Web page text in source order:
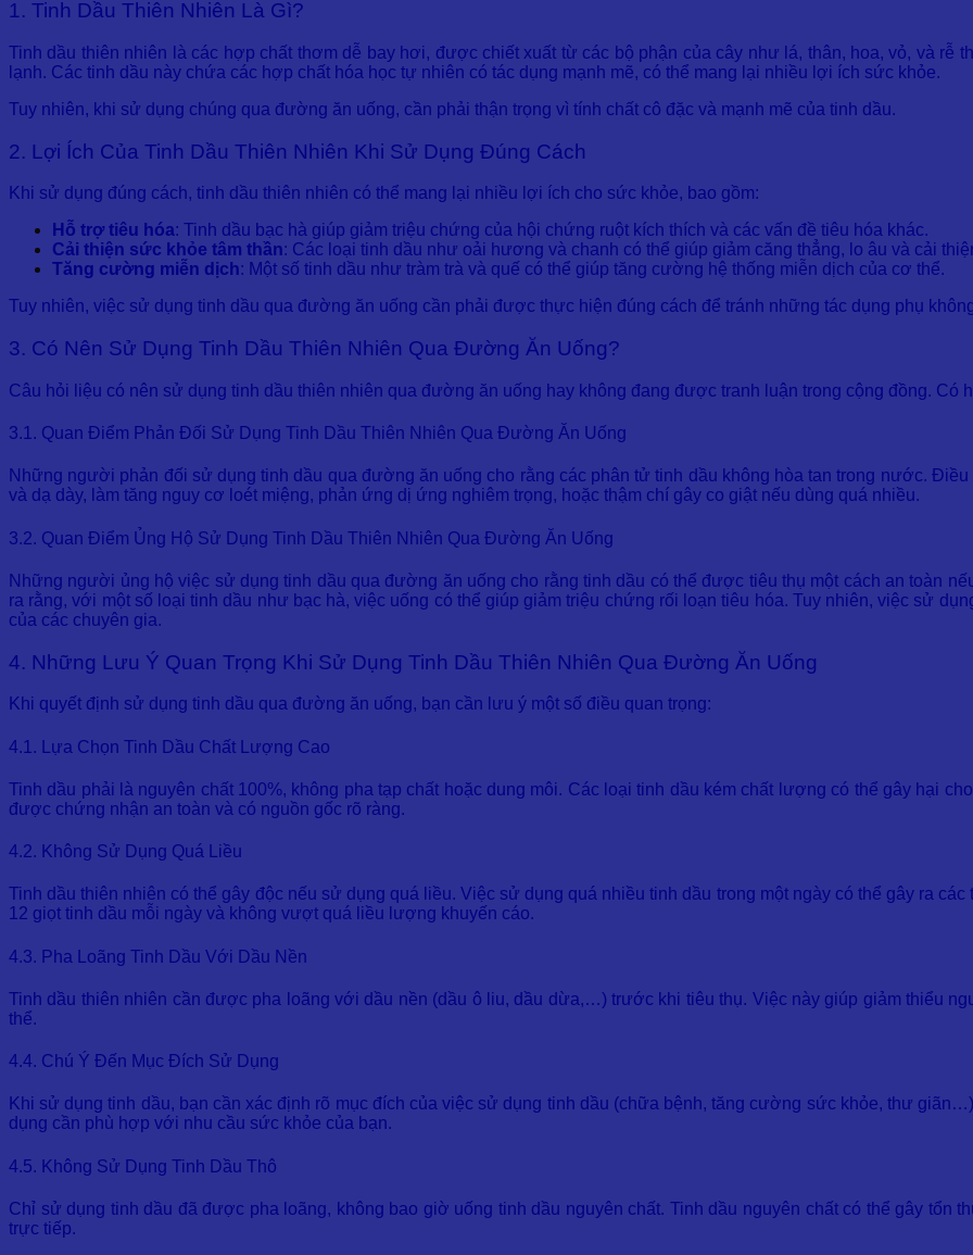
1. Tinh Dầu Thiên Nhiên Là Gì?
Tinh dầu thiên nhiên là các hợp chất thơm dễ bay hơi, được chiết xuất từ các bộ phận của cây như lá, thân, hoa, vỏ, và
lạnh. Các tinh dầu này chứa các hợp chất hóa học tự nhiên có tác dụng mạnh mẽ, có thể mang lại nhiều lợi ích sức khỏe.
Tuy nhiên, khi sử dụng chúng qua đường ăn uống, cần phải thận trọng vì tính chất cô đặc và mạnh mẽ của tinh dầu.
2. Lợi Ích Của Tinh Dầu Thiên Nhiên Khi Sử Dụng Đúng Cách
Khi sử dụng đúng cách, tinh dầu thiên nhiên có thể mang lại nhiều lợi ích cho sức khỏe, bao gồm:
Hỗ trợ tiêu hóa: Tinh dầu bạc hà giúp giảm triệu chứng của hội chứng ruột kích thích và các vấn đề tiêu hóa khác.
Cải thiện sức khỏe tâm thần: Các loại tinh dầu như oải hương và chanh có thể giúp giảm căng thẳng, lo âu và cải
Tăng cường miễn dịch: Một số tinh dầu như tràm trà và quế có thể giúp tăng cường hệ thống miễn dịch của cơ thể.
Tuy nhiên, việc sử dụng tinh dầu qua đường ăn uống cần phải được thực hiện đúng cách để tránh những tác dụng phụ
3. Có Nên Sử Dụng Tinh Dầu Thiên Nhiên Qua Đường Ăn Uống?
Câu hỏi liệu có nên sử dụng tinh dầu thiên nhiên qua đường ăn uống hay không đang được tranh luận trong cộng đồng. Có
3.1. Quan Điểm Phản Đối Sử Dụng Tinh Dầu Thiên Nhiên Qua Đường Ăn Uống
Những người phản đối sử dụng tinh dầu qua đường ăn uống cho rằng các phân tử tinh dầu không hòa tan trong nước.
và dạ dày, làm tăng nguy cơ loét miệng, phản ứng dị ứng nghiêm trọng, hoặc thậm chí gây co giật nếu dùng quá nhiều.
3.2. Quan Điểm Ủng Hộ Sử Dụng Tinh Dầu Thiên Nhiên Qua Đường Ăn Uống
Những người ủng hộ việc sử dụng tinh dầu qua đường ăn uống cho rằng tinh dầu có thể được tiêu thụ một cách an toàn
ra rằng, với một số loại tinh dầu như bạc hà, việc uống có thể giúp giảm triệu chứng rối loạn tiêu hóa. Tuy nhiên, việc sử
của các chuyên gia.
4. Những Lưu Ý Quan Trọng Khi Sử Dụng Tinh Dầu Thiên Nhiên Qua Đường Ăn Uống
Khi quyết định sử dụng tinh dầu qua đường ăn uống, bạn cần lưu ý một số điều quan trọng:
4.1. Lựa Chọn Tinh Dầu Chất Lượng Cao
Tinh dầu phải là nguyên chất 100%, không pha tạp chất hoặc dung môi. Các loại tinh dầu kém chất lượng có thể gây hại
được chứng nhận an toàn và có nguồn gốc rõ ràng.
4.2. Không Sử Dụng Quá Liều
Tinh dầu thiên nhiên có thể gây độc nếu sử dụng quá liều. Việc sử dụng quá nhiều tinh dầu trong một ngày có thể gây ra
12 giọt tinh dầu mỗi ngày và không vượt quá liều lượng khuyến cáo.
4.3. Pha Loãng Tinh Dầu Với Dầu Nền
Tinh dầu thiên nhiên cần được pha loãng với dầu nền (dầu ô liu, dầu dừa,…) trước khi tiêu thụ. Việc này giúp giảm thiểu
thể.
4.4. Chú Ý Đến Mục Đích Sử Dụng
Khi sử dụng tinh dầu, bạn cần xác định rõ mục đích của việc sử dụng tinh dầu (chữa bệnh, tăng cường sức khỏe, thư
dụng cần phù hợp với nhu cầu sức khỏe của bạn.
4.5. Không Sử Dụng Tinh Dầu Thô
Chỉ sử dụng tinh dầu đã được pha loãng, không bao giờ uống tinh dầu nguyên chất. Tinh dầu nguyên chất có thể gây tổn
trực tiếp.